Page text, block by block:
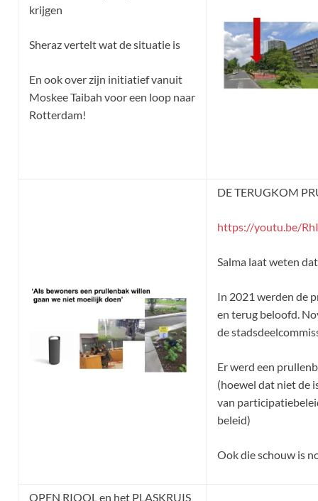
krijgen
Sheraz vertelt wat de situatie is
En ook over zijn initiatief vanuit
Moskee Taibah voor een loop naar
Rotterdam!
DE TERUGKOM
https://youtu.be/
Salma laat weten
In 2021 werden de
en terug beloofd.
de
Er werd een
(hoewel dat niet de
van
beleid)
Ook die schouw is
OPEN RIOOL en het PLASKRUIS